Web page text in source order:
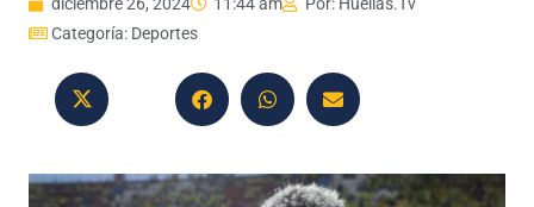
Categoría: Deportes